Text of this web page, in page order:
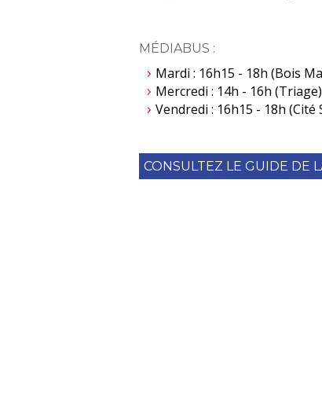
MÉDIABUS :
Mardi : 16h15 - 18h (Bois
Mercredi : 14h - 16h (Triage)
Vendredi : 16h15 - 18h (Cité
CONSULTEZ LE GUIDE DE